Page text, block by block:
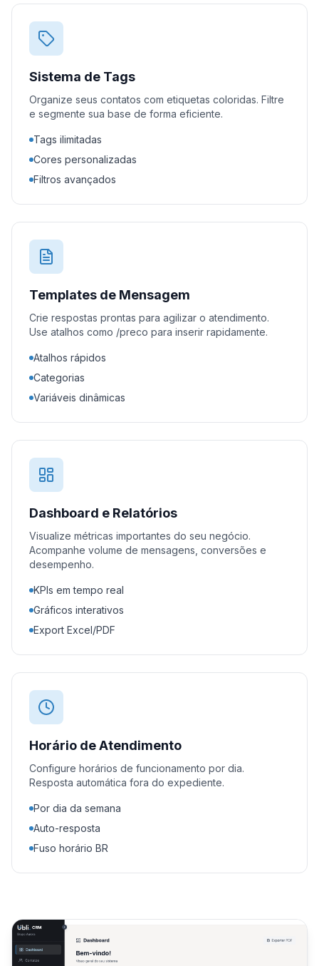
Sistema de Tags
Organize seus contatos com etiquetas coloridas. Filtre
e segmente sua base de forma eficiente.
Tags ilimitadas
Cores personalizadas
Filtros avançados
Templates de Mensagem
Crie respostas prontas para agilizar o atendimento.
Use atalhos como /preco para inserir rapidamente.
Atalhos rápidos
Categorias
Variáveis dinâmicas
Dashboard e Relatórios
Visualize métricas importantes do seu negócio.
Acompanhe volume de mensagens, conversões e
desempenho.
KPIs em tempo real
Gráficos interativos
Export Excel/PDF
Horário de Atendimento
Configure horários de funcionamento por dia.
Resposta automática fora do expediente.
Por dia da semana
Auto-resposta
Fuso horário BR